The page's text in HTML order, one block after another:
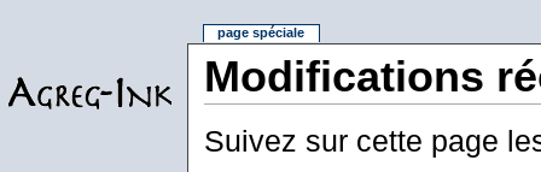
Modifications
Suivez sur cette page
page spéciale